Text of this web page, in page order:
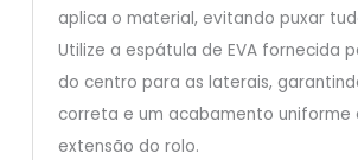
aplica o material, evitando puxar
Utilize a espátula de EVA fornecida
do centro para as laterais,
correta e um acabamento uniforme
extensão do rolo.